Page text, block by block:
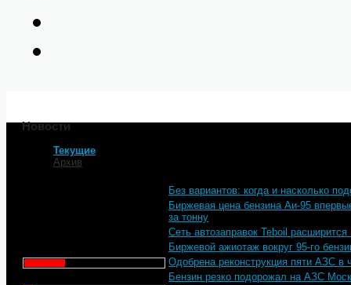
Новости
Текущие
Архив
Без вариантов: когда и насколько
Биржевая цена бензина Аи-95
за тонну
Сеть автозаправок Teboil
Биржевой ажиотаж вокруг 95-го
Одобрена реконструкция пяти АЗС в
Бензин резко подорожал на АЗС